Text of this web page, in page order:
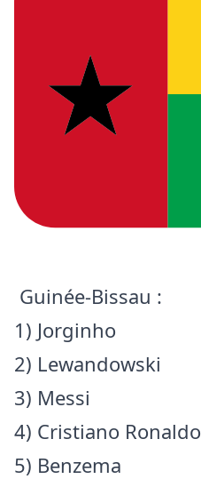
Guinée-Bissau :
1) Jorginho
2) Lewandowski
3) Messi
4) Cristiano Ronaldo
5) Benzema